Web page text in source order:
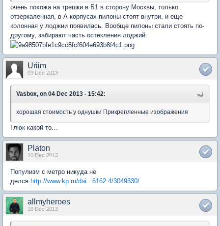
очень похожа на трешки в Б1 в сторону Москвы, только
отзеркаленная, в А корпусах пилоны стоят внутри, и еще
колонная у лоджии появилась. Вообще пилоны стали стоять по-
другому, забирают часть остекления лоджий.
Uriim
09 Dec 2013
Vasbox, on 04 Dec 2013 - 15:42:
хорошая стоимость у однушки Прикрепленные изображения
Глюк какой-то...
Platon
10 Dec 2013
Популизм с метро никуда не
делся http://www.kp.ru/dai...6162.4/3049330/
allmyheroes
10 Dec 2013